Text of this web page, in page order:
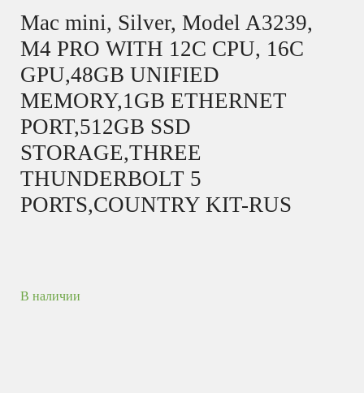
Mac mini, Silver, Model A3239,
M4 PRO WITH 12C CPU, 16C
GPU,48GB UNIFIED
MEMORY,1GB ETHERNET
PORT,512GB SSD
STORAGE,THREE
THUNDERBOLT 5
PORTS,COUNTRY KIT-RUS
В наличии